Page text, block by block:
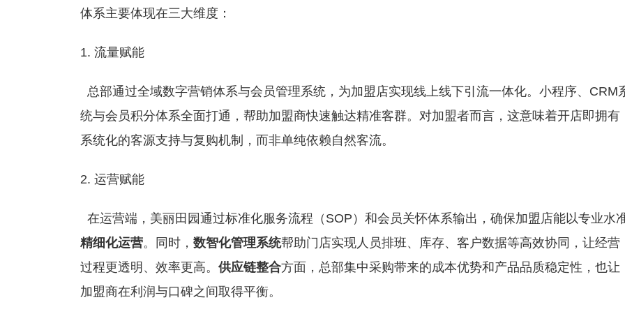
体系主要体现在三大维度：
流量赋能
总部通过全域数字营销体系与会员管理系统，为加盟店实现线上线下引流一体化。小程序、CRM
统与会员积分体系全面打通，帮助加盟商快速触达精准客群。对加盟者而言，这意味着开店即拥有
系统化的客源支持与复购机制，而非单纯依赖自然客流。
运营赋能
在运营端，美丽田园通过标准化服务流程（SOP）和会员关怀体系输出，确保加盟店能以专业水
精细化运营。同时， 数智化管理系统帮助门店实现人员排班、库存、客户数据等高效协同，让经营
过程更透明、效率更高。 供应链整合方面，总部集中采购带来的成本优势和产品品质稳定性，也让
加盟商在利润与口碑之间取得平衡。